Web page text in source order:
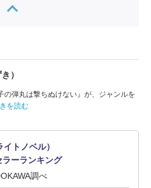
）
弾丸は撃ちぬけない』が、ジャンルを
を読む
トノベル）
ラーランキング
調べ